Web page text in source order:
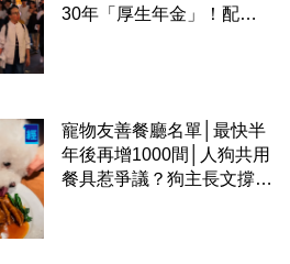
30年「厚生年金」！配偶
寵物友善餐廳名單│最快半
年後再增1000間│人狗共用
餐具惹爭議？狗主長文撐